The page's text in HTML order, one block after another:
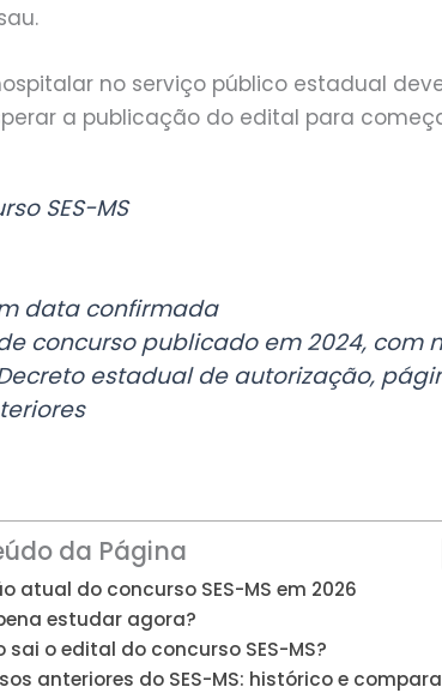
no serviço público estadual
a publicação do edital para
SES-MS
data confirmada
concurso publicado em 2024, com
estadual de autorização,
da Página
atual do concurso SES-MS em 2026
estudar agora?
sai o edital do concurso SES-MS?
anteriores do SES-MS: histórico e